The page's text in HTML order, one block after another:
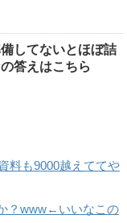
してないとほぼ詰
答えはこちら
料も9000越えててや
？www←いいなこの